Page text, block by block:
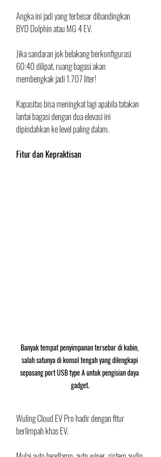
Angka ini jadi yang terbesar dibandingkan
BYD Dolphin atau MG 4 EV.
Jika sandaran jok belakang berkonfigurasi
60:40 dilipat, ruang bagasi akan
membengkak jadi 1.707 liter!
Kapasitas bisa meningkat lagi apabila tatakan
lantai bagasi dengan dua elevasi ini
dipindahkan ke level paling dalam.
Fitur dan Kepraktisan
Banyak tempat penyimpanan tersebar di kabin,
salah satunya di konsol tengah yang dilengkapi
sepasang port USB type A untuk pengisian daya
gadget.
Wuling Cloud EV Pro hadir dengan fitur
berlimpah khas EV.